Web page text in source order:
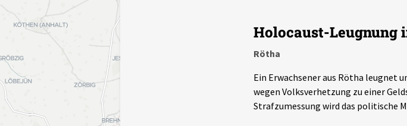
Holocaust-Leugnung
Rötha
Ein Erwachsener aus Rötha leugnet
wegen Volksverhetzung zu einer
Strafzumessung wird das politische
Ereignisse